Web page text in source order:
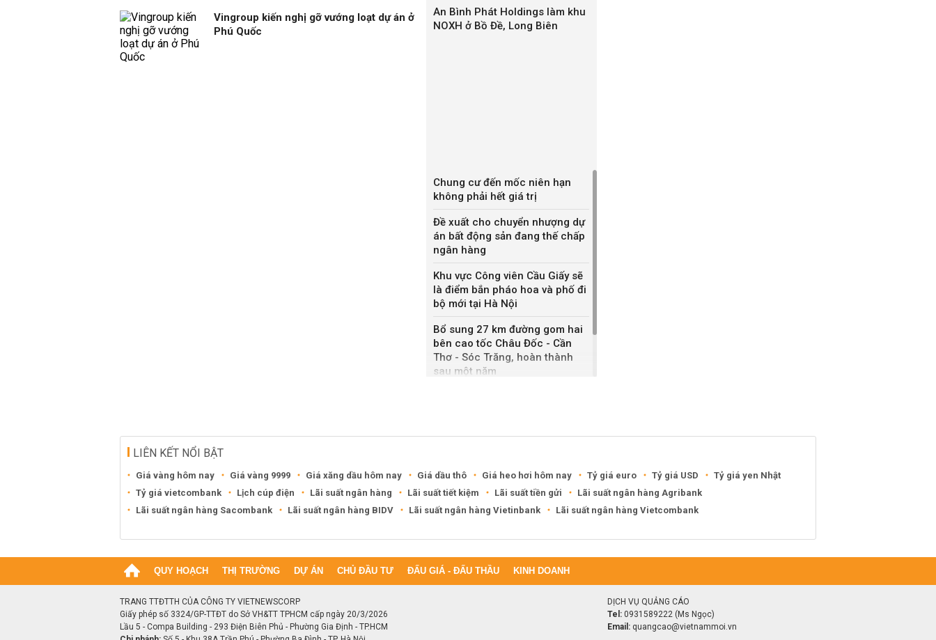
Vingroup kiến nghị gỡ vướng loạt dự án ở
Phú Quốc
An Bình Phát Holdings làm khu
NOXH ở Bồ Đề, Long Biên
Chung cư đến mốc niên hạn
không phải hết giá trị
Đề xuất cho chuyển nhượng dự
án bất động sản đang thế chấp
ngân hàng
Khu vực Công viên Cầu Giấy sẽ
là điểm bắn pháo hoa và phố đi
bộ mới tại Hà Nội
Bổ sung 27 km đường gom hai
bên cao tốc Châu Đốc - Cần
Thơ - Sóc Trăng, hoàn thành
sau một năm
LIÊN KẾT NỔI BẬT
Giá vàng hôm nay Giá vàng 9999 Giá xăng dầu hôm nay Giá dầu thô Giá heo hơi hôm nay Tỷ giá euro Tỷ giá USD
Tỷ giá yen Nhật
Tỷ giá vietcombank
Lịch cúp điện Lãi suất ngân hàng Lãi suất tiết kiệm Lãi suất tiền gửi
Lãi suất ngân hàng Agribank
Lãi suất ngân hàng Sacombank
Lãi suất ngân hàng BIDV Lãi suất ngân hàng Vietinbank Lãi suất ngân hàng Vietcombank
QUY HOẠCH THỊ TRƯỜNG DỰ ÁN CHỦ ĐẦU TƯ ĐẤU GIÁ - ĐẤU THẦU KINH DOANH
TRANG TTĐTTH CỦA CÔNG TY VIETNEWSCORP
Giấy phép số 3324/GP-TTĐT do Sở VH&TT TPHCM cấp ngày 20/3/2026
Lầu 5 - Compa Building - 293 Điện Biên Phủ - Phường Gia Định - TP.HCM
DỊCH VỤ QUẢNG CÁO
Tel: 0931589222 (Ms Ngọc)
Email: quangcao@vietnammoi.vn